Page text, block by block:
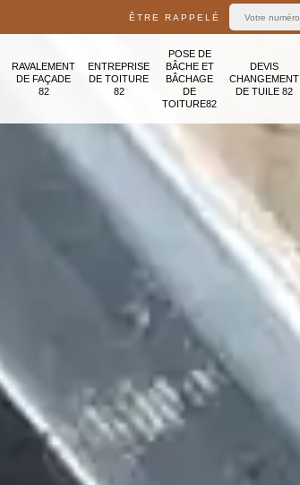
ÊTRE RAPPELÉ
RAVALEMENT
DE FAÇADE
82
ENTREPRISE
DE TOITURE
82
POSE DE
BÂCHE ET
BÂCHAGE
DE
TOITURE82
DEVIS
CHANGEMENT
DE TUILE 82